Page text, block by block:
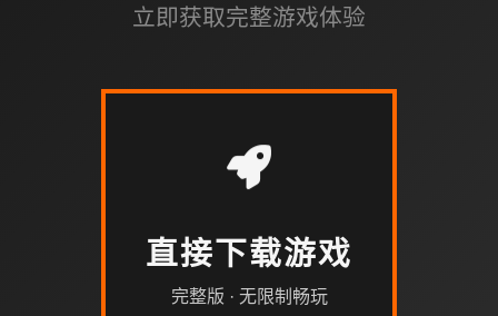
立即获取完整游戏体验
直接下载游戏
完整版 · 无限制畅玩